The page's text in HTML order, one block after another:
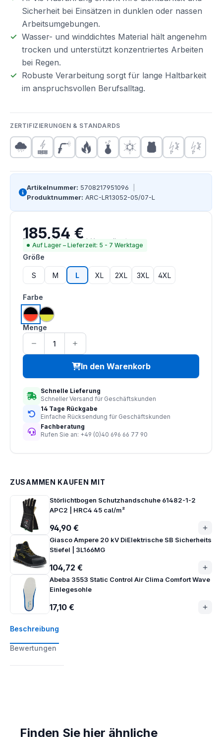
Sicherheit bei Einsätzen in dunklen oder nassen
Arbeitsumgebungen.
Wasser- und winddichtes Material hält angenehm
trocken und unterstützt konzentriertes Arbeiten
bei Regen.
Robuste Verarbeitung sorgt für lange Haltbarkeit
im anspruchsvollen Berufsalltag.
ZERTIFIZIERUNGEN & STANDARDS
Artikelnummer: 5708217951096
Produktnummer: ARC-LR13052-05/07-L
Beschreibung
Bewertungen
Regulärer Preis:
185,54 €
Preise inkl. MwSt. zzgl. Versandkosten
Auf Lager – Lieferzeit: 5 - 7 Werktage
Größe
S M L XL 2XL 3XL 4XL
Farbe
hi vis orange | schwarz
saturn gelb | schwarz
Menge
In den Warenkorb
Schnelle Lieferung
Schneller Versand für Geschäftskunden
14 Tage Rückgabe
Einfache Rücksendung für Geschäftskunden
Fachberatung
Rufen Sie an: +49 (0)40 696 66 77 90
ZUSAMMEN KAUFEN MIT
Störlichtbogen Schutzhandschuhe 61482-1-2
APC2 | HRC4 45 cal/m²
94,90 €
Giasco Ampere 20 kV DiElektrische SB Sicherheits
Stiefel | 3L166MG
104,72 €
Abeba 3553 Static Control Air Clima Comfort Wave
Einlegesohle
17,10 €
Finden Sie hier ähnliche